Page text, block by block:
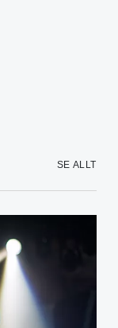
SE ALLT